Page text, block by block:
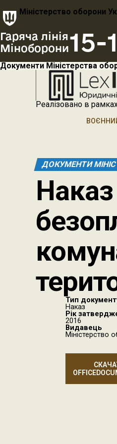
Міністерство оборони
Гаряча лінія
Міноборони15-
Документи Міністерства
Реалізовано в
ДОКУМЕНТИ
Тип
Наказ
Рік
2016
Видавець
Міністерство